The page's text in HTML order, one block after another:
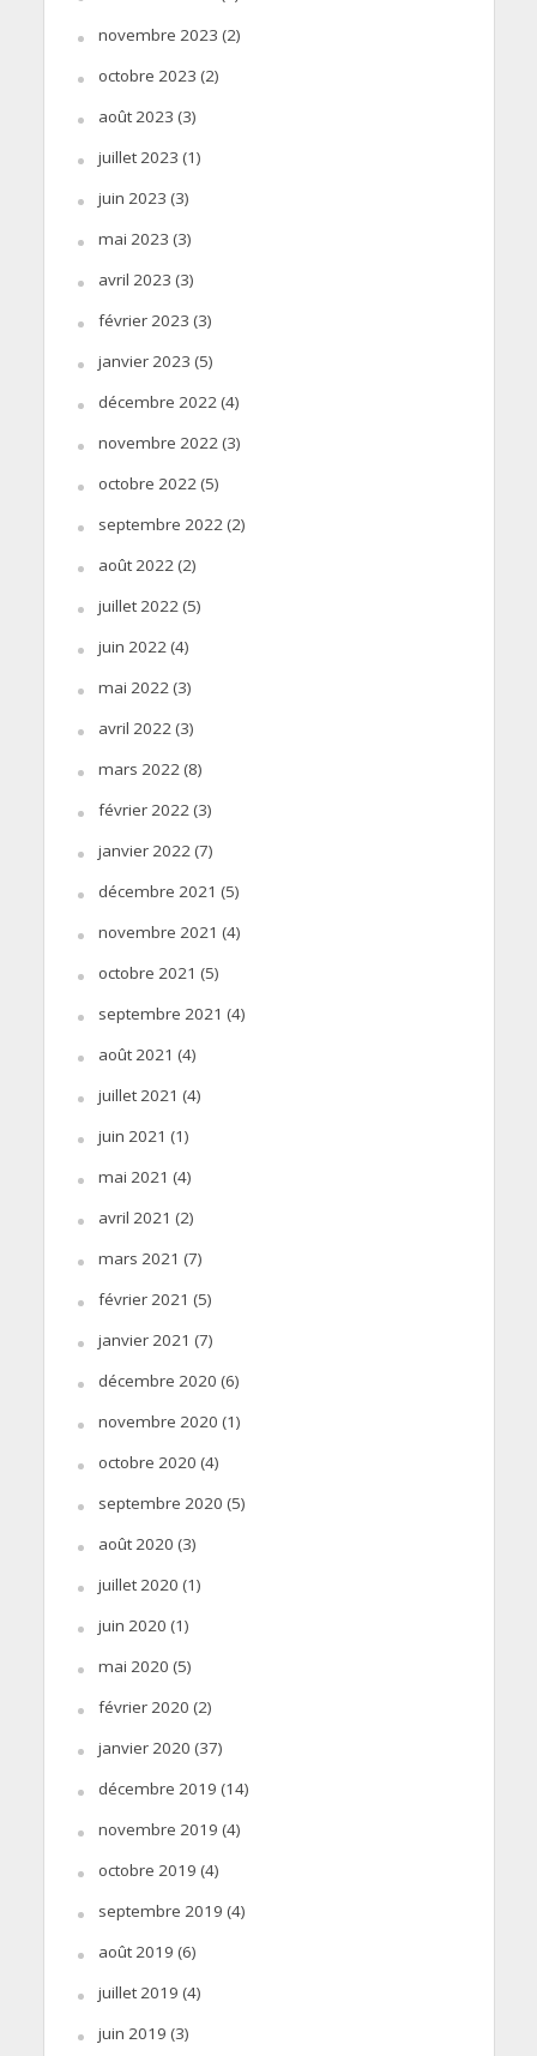
novembre 2023 (2)
octobre 2023 (2)
août 2023 (3)
juillet 2023 (1)
juin 2023 (3)
mai 2023 (3)
avril 2023 (3)
février 2023 (3)
janvier 2023 (5)
décembre 2022(4)
novembre 2022(3)
octobre 2022(5)
septembre 2022(2)
août 2022(2)
juillet 2022(5)
juin 2022(4)
mai 2022(3)
avril 2022(3)
mars 2022(8)
février 2022(3)
janvier 2022(7)
décembre 2021 (5)
novembre 2021 (4)
octobre 2021 (5)
septembre 2021 (4)
août 2021 (4)
juillet 2021 (4)
juin 2021 (1)
mai 2021 (4)
avril 2021 (2)
mars 2021 (7)
février 2021 (5)
janvier 2021 (7)
décembre 2020 (6)
novembre 2020 (1)
octobre 2020 (4)
septembre 2020 (5)
août 2020 (3)
juillet 2020 (1)
juin 2020 (1)
mai 2020 (5)
février 2020 (2)
janvier 2020 (37)
décembre 2019 (14)
novembre 2019 (4)
octobre 2019 (4)
septembre 2019 (4)
août 2019 (6)
juillet 2019 (4)
juin 2019 (3)